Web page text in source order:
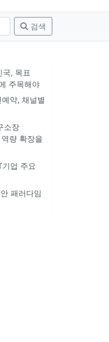
검색
, 목표
주목해야
약, 채널별
소장
량 확장을
업 주요
패러다임